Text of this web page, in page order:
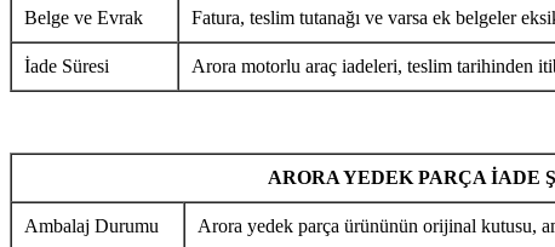
Belge ve Evrak Fatura, teslim tutanağı ve varsa ek belgeler
İade Süresi Arora motorlu araç iadeleri, teslim tarihinden
ARORA YEDEK PARÇA İADE
Ambalaj Durumu Arora yedek parça ürününün orijinal kutusu,